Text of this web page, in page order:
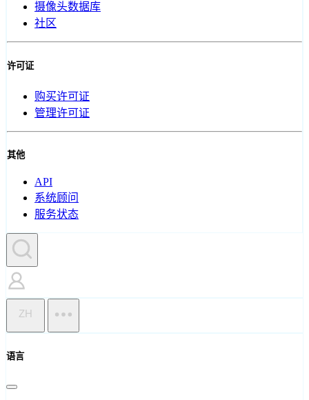
摄像头数据库
社区
许可证
购买许可证
管理许可证
其他
API
系统顾问
服务状态
ZH
语言